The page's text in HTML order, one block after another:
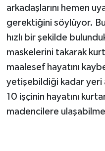
arkadaşlarını hemen
gerektiğini söylüyor.
hızlı bir şekilde
maskelerini takarak
maalesef hayatını
yetişebildiği kadar yeri
10 işçinin hayatını
madencilere